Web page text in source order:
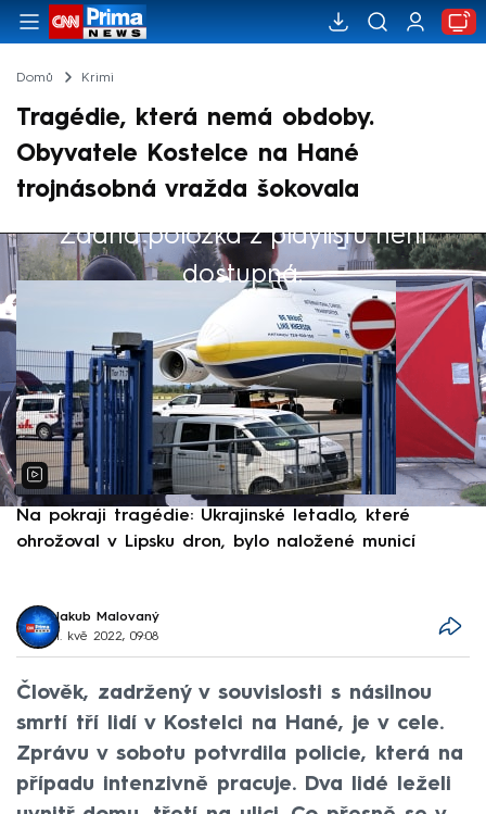
Domů Krimi
Tragédie, která nemá obdoby.
Obyvatele Kostelce na Hané
trojnásobná vražda šokovala
Žádná položka z playlistu není
dostupná.
Výběr redakce
Na pokraji tragédie: Ukrajinské letadlo, které
ohrožoval v Lipsku dron, bylo naložené municí
Jakub Malovaný
1. kvě 2022, 09:08
Člověk, zadržený v souvislosti s násilnou
smrtí tří lidí v Kostelci na Hané, je v cele.
Zprávu v sobotu potvrdila policie, která na
případu intenzivně pracuje. Dva lidé leželi